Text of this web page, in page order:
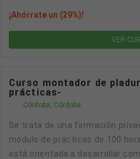
¡Ahórrate un (29%)!
VER
Curso montador de pladur en córdoba -con
prácticas-
Córdoba, Córdoba
Se trata de una formación privada no reglada que incluye un
módulo de prácticas de 100
está orientada a desarrollar